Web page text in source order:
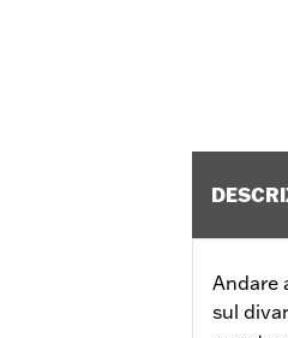
Andare
sul